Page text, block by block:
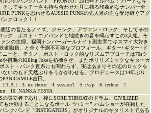
そしてキャチーさも持ち合わせた耳に残る印象的なナンバー全
PUNKを思わせるAUSSIE PUNKの先人達の血を受け継ぐアグ
クロック！！
辺の音たるノイズ、ジャンク、アヴァン・ロック、そしてその
ック、ポスト・コアバンドと地続きの音を鳴らすこの3人組。そ
ンの主婦、福岡ナンバーガールナイト副主宰でキスマイ大好き
道職員、と全く予測不可能なプロフィール。ギター+ギター+ド
ニーと、テクノ、ポスト・ロック的なリズムアプローチは70sク
や初期のKilling Jokeを彷彿させ、またポリリズミックなギターカ
スト・パンク直系にも関わらず、実はあまりその辺のロックを
ないのもド天然ぶりをうかがわせる。プロデュースは14年ぶり
吉田。
I.T.A.I 3. ice choco 4. session1 5. r/a/p 6. techno 7.
10. NANKA FESTA
の設立者であり、後にSORE THROATのドラム、CIVILIZED
も活動することになるポール･“ハミー”･ハムショーが在籍した
ンクバンド「INSTIGATORS」がオリジナルのギタリストである